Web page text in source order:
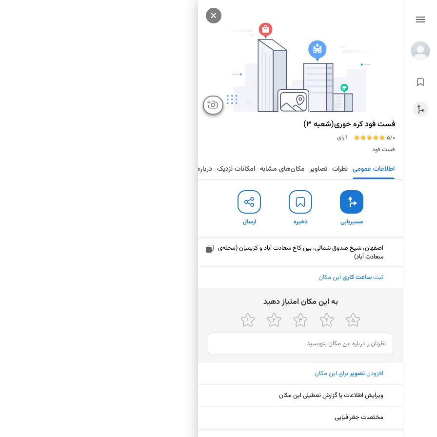
فست فود کره خوری(شعبه ۳)
5/0
1 رای
فست فود
اطلاعات عمومی نظرات تصاویر مکان‌های مشابه امکانات نزدیک درباره
مسیریابی ذخیره ارسال
اصفهان، شیخ صدوق شمالی، بین کاخ سعادت آباد و کریمیان (محله‌ی
سعادت آباد)
ثبتساعت کاری این مکان
ﺑﻪ اﯾﻦ ﻣﮑﺎن اﻣﺘﯿﺎز دﻫﯿﺪ
افزودنتصویربرای این مکان
ویرایش اطلاعات یا گزارش تعطیلی این مکان
مختصات جغرافیایی